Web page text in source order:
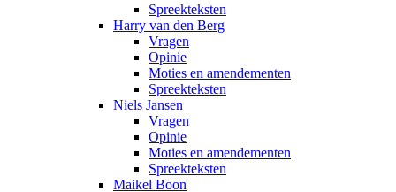
Spreekteksten
Harry van den Berg
Vragen
Opinie
Moties en amendementen
Spreekteksten
Niels Jansen
Vragen
Opinie
Moties en amendementen
Spreekteksten
Maikel Boon